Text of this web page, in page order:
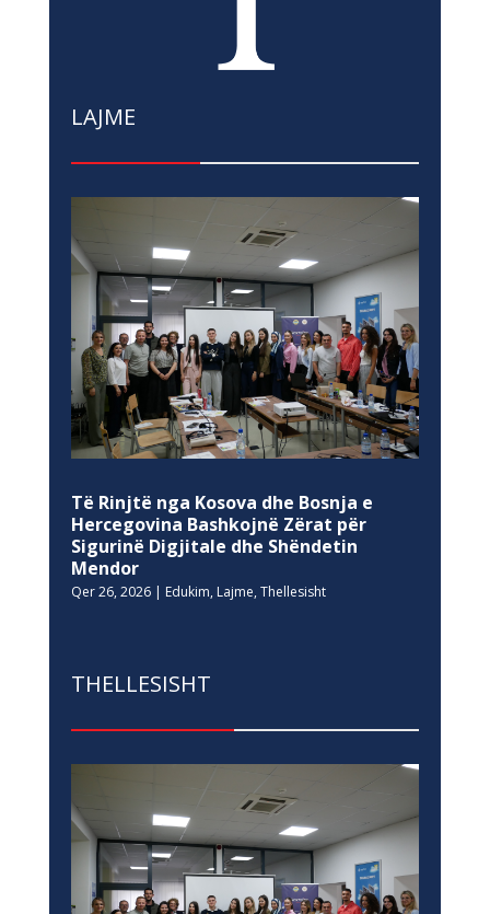
LAJME
Të Rinjtë nga Kosova dhe Bosnja e
Hercegovina Bashkojnë Zërat për
Sigurinë Digjitale dhe Shëndetin
Mendor
Qer 26, 2026| Edukim, Lajme, Thellesisht
THELLESISHT